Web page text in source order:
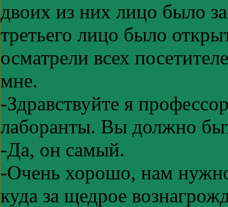
двоих из них лицо было
третьего лицо было
осматрели всех
мне.
-Здравствуйте я
лаборанты. Вы должно
-Да, он самый.
-Очень хорошо, нам
куда за щедрое